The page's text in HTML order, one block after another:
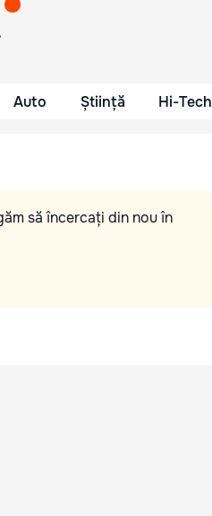
Auto Știință Hi-Tech
să încercați din nou în